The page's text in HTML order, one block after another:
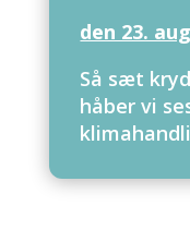
den 23.
Så sæt
håber vi